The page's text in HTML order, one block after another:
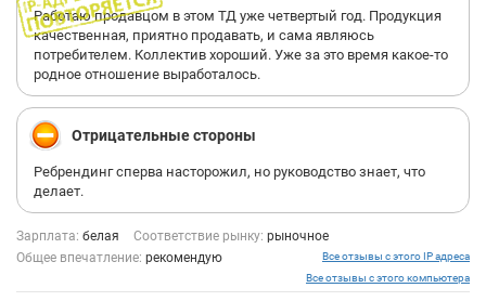
Работаю продавцом в этом ТД уже четвертый год. Продукция
качественная, приятно продавать, и сама являюсь
потребителем. Коллектив хороший. Уже за это время какое-то
родное отношение выработалось.
Отрицательные стороны
Ребрендинг сперва насторожил, но руководство знает, что
делает.
Зарплата: белая Соответствие рынку: рыночное
Общее впечатление: рекомендую
Все отзывы с этого IP адреса
Все отзывы с этого компьютера